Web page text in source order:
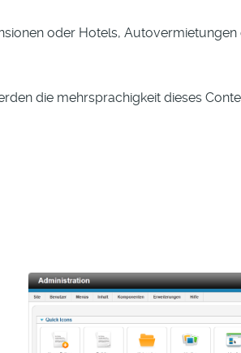
oder Hotels,
die mehrsprachigkeit dieses